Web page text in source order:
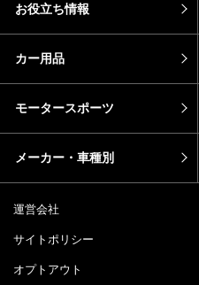
お役立ち情報
カー用品
モータースポーツ
メーカー・車種別
運営会社
サイトポリシー
オプトアウト